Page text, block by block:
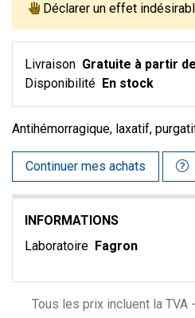
Déclarer un effet
Livraison Gratuite à partir
Disponibilité En stock
Antihémorragique, laxatif,
Continuer mes achats
INFORMATIONS
Laboratoire Fagron
Tous les prix incluent la